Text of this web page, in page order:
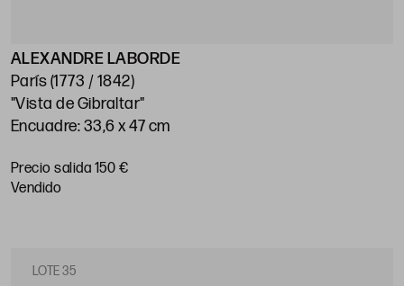
ALEXANDRE LABORDE
París (1773 / 1842)
"Vista de Gibraltar"
Encuadre: 33,6 x 47 cm
Precio salida 150 €
vendido
LOTE 35